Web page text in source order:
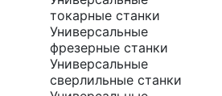
токарные станки
Универсальные
фрезерные станки
Универсальные
сверлильные станки